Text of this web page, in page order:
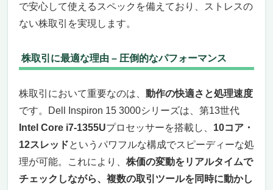
で安心して使えるスペックを備えており、ストレスの
ない株取引を実現します。
株取引に最適な理由 – 圧倒的なパフォーマンス
株取引において重要なのは、 動作の快適さと処理速度
です。Dell Inspiron 15 3000シリーズは、第13世代
Intel Core i7-1355Uプロセッサーを搭載し、 10コア・
12スレッドというパワフルな構成でスピーディーな処
理が可能。これにより、 株価の変動をリアルタイムで
チェックしながら、複数の取引ツールを同時に動かし